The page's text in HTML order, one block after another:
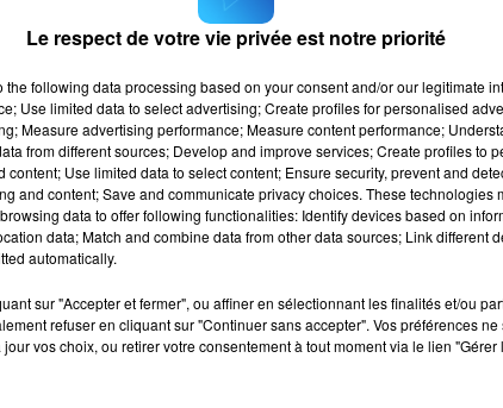
d'identité.
RADIO CONTACT
Le respect de votre vie privée est notre priorité
the following data processing based on your consent and/or our legitimate
Use limited data to select advertising; Create profiles for personalised
Measure advertising performance; Measure content performance;
from different sources; Develop and improve services; Create profiles to
Use limited data to select content; Ensure security, prevent and
and content; Save and communicate privacy choices. These technologies
data to offer following functionalities: Identify devices based on
data; Match and combine data from other data sources; Link different
automatically.
sur "Accepter et fermer", ou affiner en sélectionnant les finalités et/ou
refuser en cliquant sur "Continuer sans accepter". Vos préférences
vos choix, ou retirer votre consentement à tout moment via le lien